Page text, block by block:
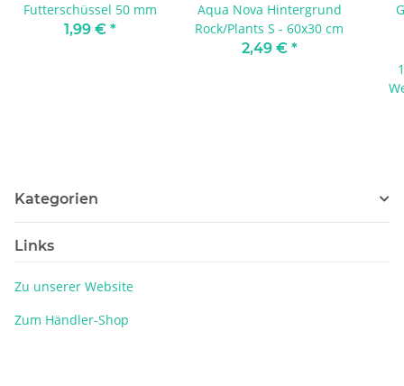
Futterschüssel 50 mm
1,99 € *
Aqua Nova Hintergrund
Rock/Plants S - 60x30 cm
2,49 € *
Kategorien
Links
Zu unserer Website
Zum Händler-Shop